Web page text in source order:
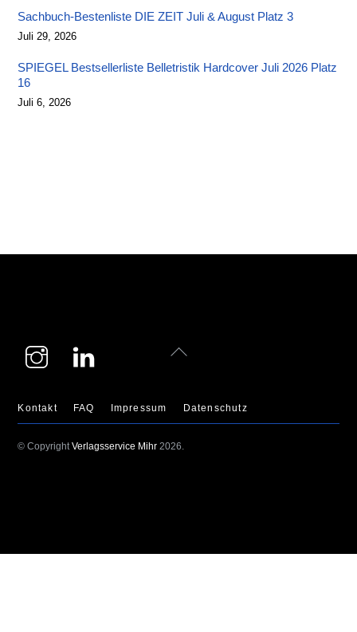
Sachbuch-Bestenliste DIE ZEIT Juli & August Platz 3
Juli 29, 2026
SPIEGEL Bestsellerliste Belletristik Hardcover Juli 2026 Platz
16
Juli 6, 2026
Back
Instagram
Kontakt FAQ Impressum Datenschutz
© CopyrightVerlagsservice Mihr 2026.